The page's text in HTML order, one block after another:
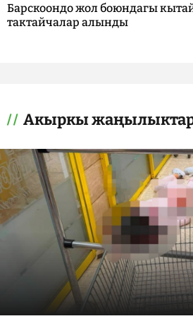
Барскоондо жол боюндагы
тактайчалар алынды
Акыркы